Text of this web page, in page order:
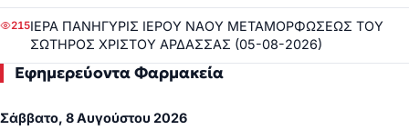
215ΙΕΡΑ ΠΑΝΗΓΥΡΙΣ ΙΕΡΟΥ ΝΑΟΥ ΜΕΤΑΜΟΡΦΩΣΕΩΣ ΤΟΥ
ΣΩΤΗΡΟΣ ΧΡΙΣΤΟΥ ΑΡΔΑΣΣΑΣ (05-08-2026)
Εφημερεύοντα Φαρμακεία
Σάββατο, 8 Αυγούστου 2026